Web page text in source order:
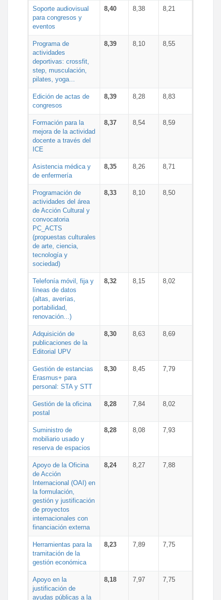
Soporte audiovisual
para congresos y
eventos
8,40 8,38 8,21
Programa de
actividades
deportivas: crossfit,
step, musculación,
pilates, yoga...
8,39 8,10 8,55
Edición de actas de
congresos
8,39 8,28 8,83
Formación para la
mejora de la actividad
docente a través del
ICE
8,37 8,54 8,59
Asistencia médica y
de enfermería
8,35 8,26 8,71
Programación de
actividades del área
de Acción Cultural y
convocatoria
PC_ACTS
(propuestas culturales
de arte, ciencia,
tecnología y
sociedad)
8,33 8,10 8,50
Telefonía móvil, fija y
líneas de datos
(altas, averías,
portabilidad,
renovación...)
8,32 8,15 8,02
Adquisición de
publicaciones de la
Editorial UPV
8,30 8,63 8,69
Gestión de estancias
Erasmus+ para
personal: STA y STT
8,30 8,45 7,79
Gestión de la oficina
postal
8,28 7,84 8,02
Suministro de
mobiliario usado y
reserva de espacios
8,28 8,08 7,93
Apoyo de la Oficina
de Acción
Internacional (OAI) en
la formulación,
gestión y justificación
de proyectos
internacionales con
financiación externa
8,24 8,27 7,88
Herramientas para la
tramitación de la
gestión económica
8,23 7,89 7,75
Apoyo en la
justificación de
ayudas públicas a la
8,18 7,97 7,75